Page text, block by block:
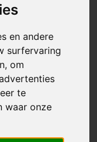
en andere
surfervaring
om
te
waar onze